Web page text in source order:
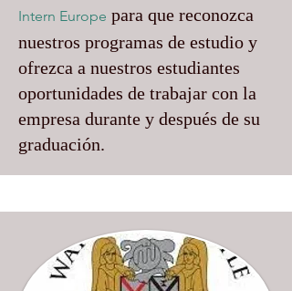
Intern Europe para que reconozca
nuestros programas de estudio y
ofrezca a nuestros estudiantes
oportunidades de trabajar con la
empresa durante y después de su
graduación.